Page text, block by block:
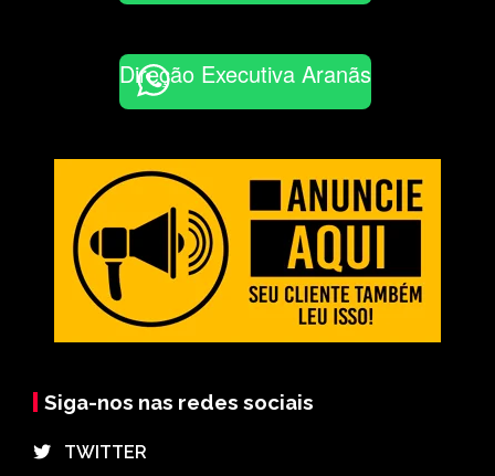
Direção Executiva Aranãs
Siga-nos nas redes sociais
⠀TWITTER